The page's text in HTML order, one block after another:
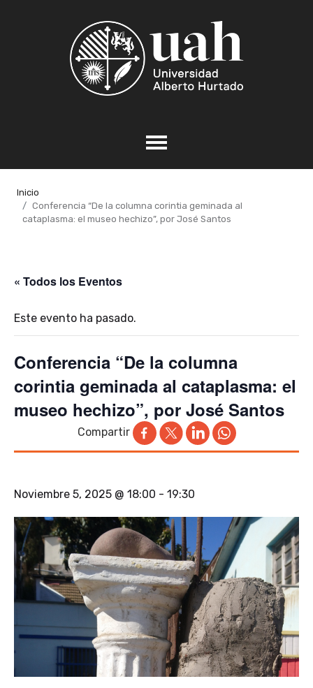
Inicio
Conferencia “De la columna corintia geminada al
cataplasma: el museo hechizo”, por José Santos
« Todos los Eventos
Este evento ha pasado.
Conferencia “De la columna
corintia geminada al cataplasma: el
museo hechizo”, por José Santos
Compartir
Noviembre 5, 2025 @ 18:00 - 19:30